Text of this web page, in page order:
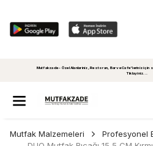
Mutfakzade - Özel Alanlariniz, Restoran, Bar ve Cafe'leriniz için
Tiklayiniz...
Mutfak Malzemeleri
Profesyonel